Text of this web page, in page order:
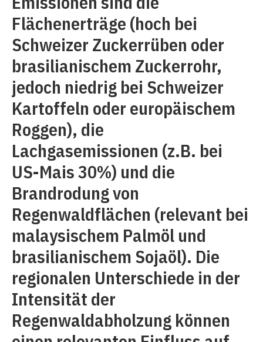
Flächenerträge (hoch bei
Schweizer Zuckerrüben oder
brasilianischem Zuckerrohr,
jedoch niedrig bei Schweizer
Kartoffeln oder europäischem
Roggen), die
Lachgasemissionen (z.B. bei
US-Mais 30%) und die
Brandrodung von
Regenwaldflächen (relevant bei
malaysischem Palmöl und
brasilianischem Sojaöl). Die
regionalen Unterschiede in der
Intensität der
Regenwaldabholzung können